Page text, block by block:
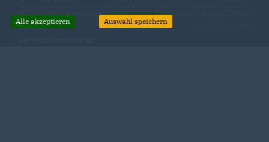
@2026 CDU Stadtbezirksverband
Borbeck
Realisation: Sharkness Media
Alle akzeptieren Auswahl speichern